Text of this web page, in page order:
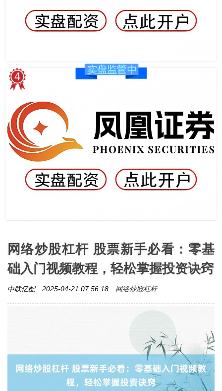
网络炒股杠杆 股票新手必看：零基
础入门视频教程，轻松掌握投资诀窍
中联亿配 2025-04-21 07:56:18 网络炒股杠杆